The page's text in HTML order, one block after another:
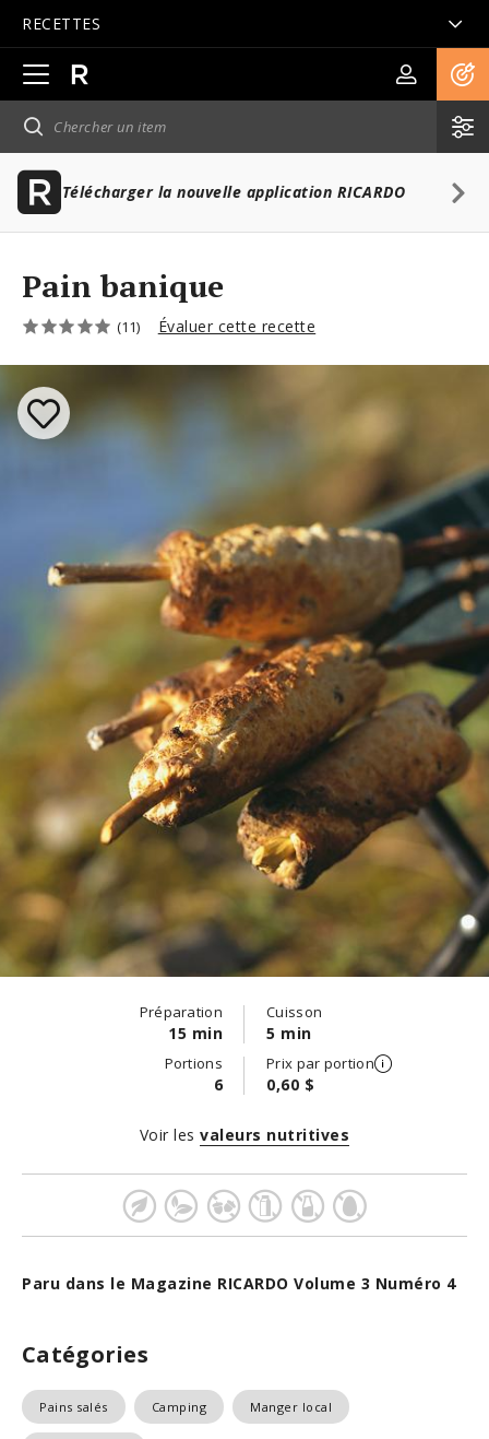
RECETTES
Ouvrir
la
navigation
principale
Télécharger la nouvelle application RICARDO
Pain banique
(11) Évaluer cette recette
Préparation
15 min
Cuisson
5 min
Portions
6
Prix par portion
0,60 $
Paru dans le Magazine RICARDO Volume 3 Numéro 4
Voir les valeurs nutritives
Catégories
Pains salés Camping Manger local